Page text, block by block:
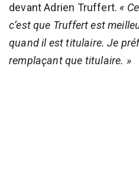
devant Adrien Truffert. «
c’est que Truffert est
quand il est titulaire. Je
remplaçant que titulaire. »